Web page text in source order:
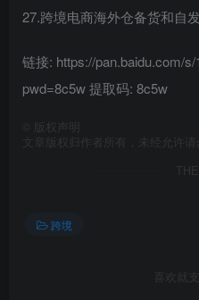
27.跨境电商海外仓备货和自
链接: https://pan.baidu.com/
pwd=8c5w 提取码: 8c5w
版权声明
文章版权归作者所有，未经允许请
跨境
喜欢就